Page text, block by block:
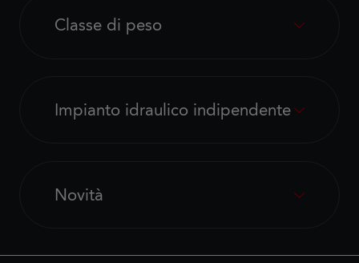
Classe di peso
Impianto idraulico indipendente
Novità